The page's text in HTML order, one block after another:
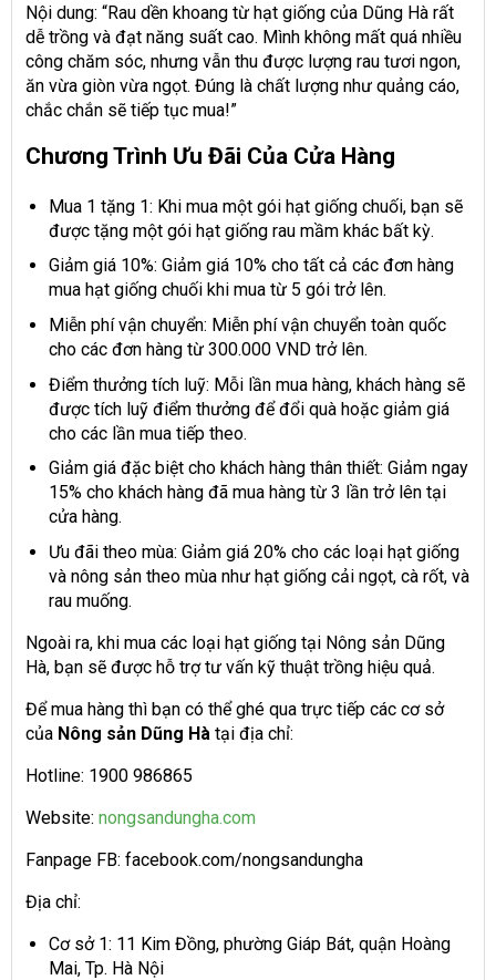
Nội dung: “Rau dền khoang từ hạt giống của Dũng Hà rất
dễ trồng và đạt năng suất cao. Mình không mất quá nhiều
công chăm sóc, nhưng vẫn thu được lượng rau tươi ngon,
ăn vừa giòn vừa ngọt. Đúng là chất lượng như quảng cáo,
chắc chắn sẽ tiếp tục mua!”
Chương Trình Ưu Đãi Của Cửa Hàng
Mua 1 tặng 1: Khi mua một gói hạt giống chuối, bạn sẽ
được tặng một gói hạt giống rau mầm khác bất kỳ.
Giảm giá 10%: Giảm giá 10% cho tất cả các đơn hàng
mua hạt giống chuối khi mua từ 5 gói trở lên.
Miễn phí vận chuyển: Miễn phí vận chuyển toàn quốc
cho các đơn hàng từ 300.000 VND trở lên.
Điểm thưởng tích luỹ: Mỗi lần mua hàng, khách hàng sẽ
được tích luỹ điểm thưởng để đổi quà hoặc giảm giá
cho các lần mua tiếp theo.
Giảm giá đặc biệt cho khách hàng thân thiết: Giảm ngay
15% cho khách hàng đã mua hàng từ 3 lần trở lên tại
cửa hàng.
Ưu đãi theo mùa: Giảm giá 20% cho các loại hạt giống
và nông sản theo mùa như hạt giống cải ngọt, cà rốt, và
rau muống.
Ngoài ra, khi mua các loại hạt giống tại Nông sản Dũng
Hà, bạn sẽ được hỗ trợ tư vấn kỹ thuật trồng hiệu quả.
Để mua hàng thì bạn có thể ghé qua trực tiếp các cơ sở
của Nông sản Dũng Hà tại địa chỉ:
Hotline: 1900 986865
Website: nongsandungha.com
Fanpage FB: facebook.com/nongsandungha
Địa chỉ:
Cơ sở 1: 11 Kim Đồng, phường Giáp Bát, quận Hoàng
Mai, Tp. Hà Nội